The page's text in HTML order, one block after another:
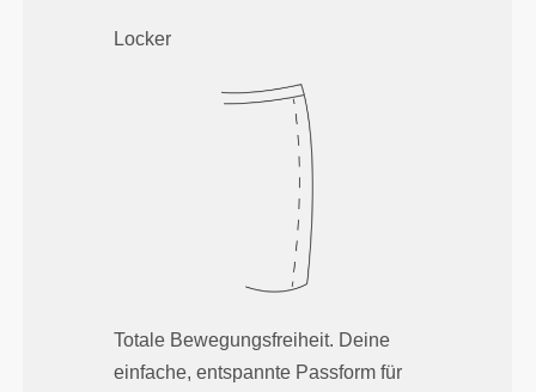
Locker
Totale Bewegungsfreiheit. Deine
einfache, entspannte Passform für